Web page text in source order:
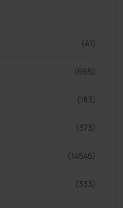
(41)
(665)
(183)
(373)
(14545)
(333)